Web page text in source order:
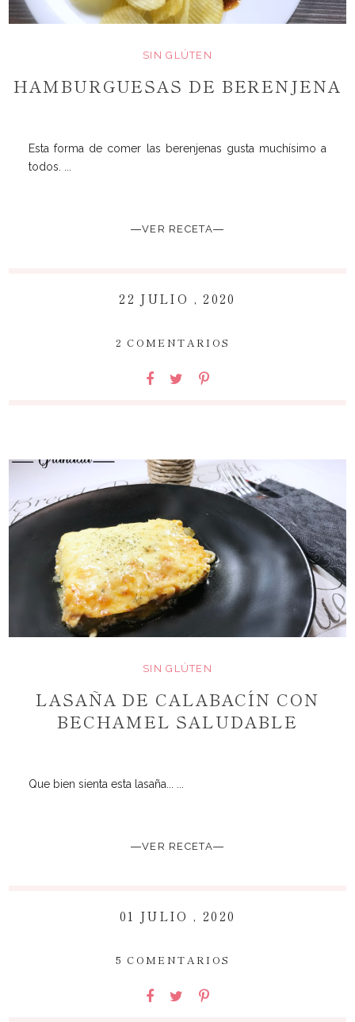
SIN GLÚTEN
HAMBURGUESAS DE BERENJENA
Esta forma de comer las berenjenas gusta muchísimo a
todos. ...
―VER RECETA―
22 JULIO , 2020
2 COMENTARIOS
SIN GLÚTEN
LASAÑA DE CALABACÍN CON
BECHAMEL SALUDABLE
Que bien sienta esta lasaña... ...
―VER RECETA―
01 JULIO , 2020
5 COMENTARIOS